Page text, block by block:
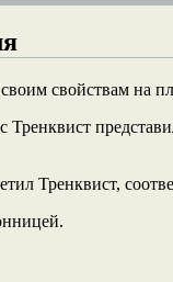
свойствам на
Тренквист,